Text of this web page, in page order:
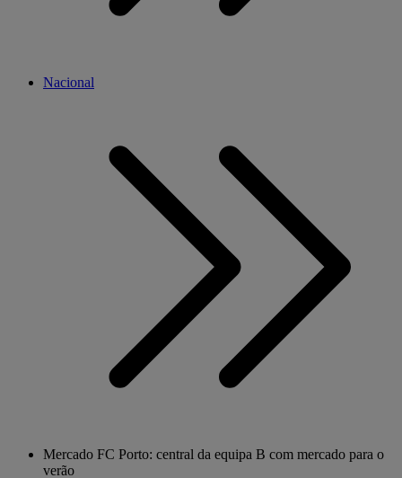
Nacional
Mercado FC Porto: central da equipa B com mercado para o
verão